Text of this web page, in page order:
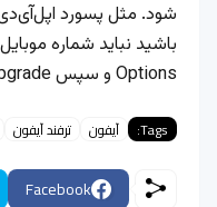
شود. مثل پسورد
Options و سپس Don't Upgrade را انتخاب کنید و تمام !
Tags: آیفون ترفند آیفون
Facebook